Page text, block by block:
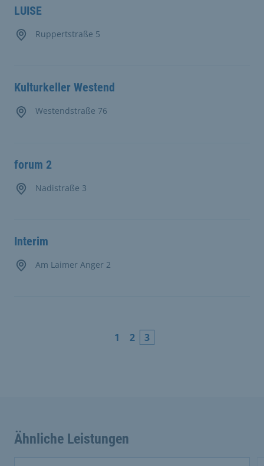
LUISE
Ruppertstraße 5
Kulturkeller Westend
Westendstraße 76
forum 2
Nadistraße 3
Interim
Am Laimer Anger 2
1 2 3
Ähnliche Leistungen